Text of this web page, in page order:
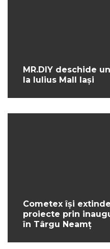
MR.DIY deschide
la Iulius Mall Iași
Cometex își
proiecte prin
în Târgu Neamț